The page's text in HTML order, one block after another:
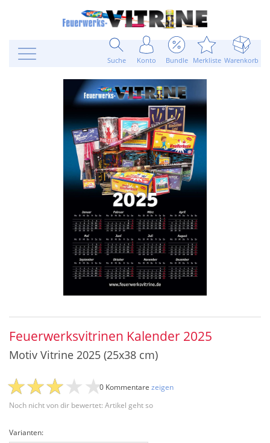
Suche Konto Bundle Merkliste Warenkorb
Feuerwerksvitrinen Kalender 2025
Motiv Vitrine 2025 (25x38 cm)
Noch nicht von dir bewertet: Artikel geht so
0 Kommentare zeigen
Varianten: